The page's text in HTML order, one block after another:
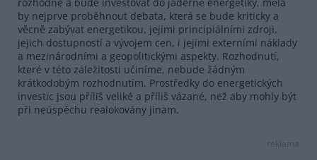
rozhodne a bude investovat do jaderné energetiky, měla
by nejprve proběhnout debata, která se bude kriticky a
věcně zabývat energetikou, jejími principiálními zdroji,
jejich dostupností a vývojem cen, i jejími externími náklady
a mezinárodními a geopolitickými aspekty. Rozhodnutí,
které v této záležitosti učiníme, nebude žádným
krátkodobým rozhodnutím. Prostředky do energetických
investic jsou příliš veliké a příliš vázané, než aby mohly být
při neúspěchu realokovány jinam.
reklama